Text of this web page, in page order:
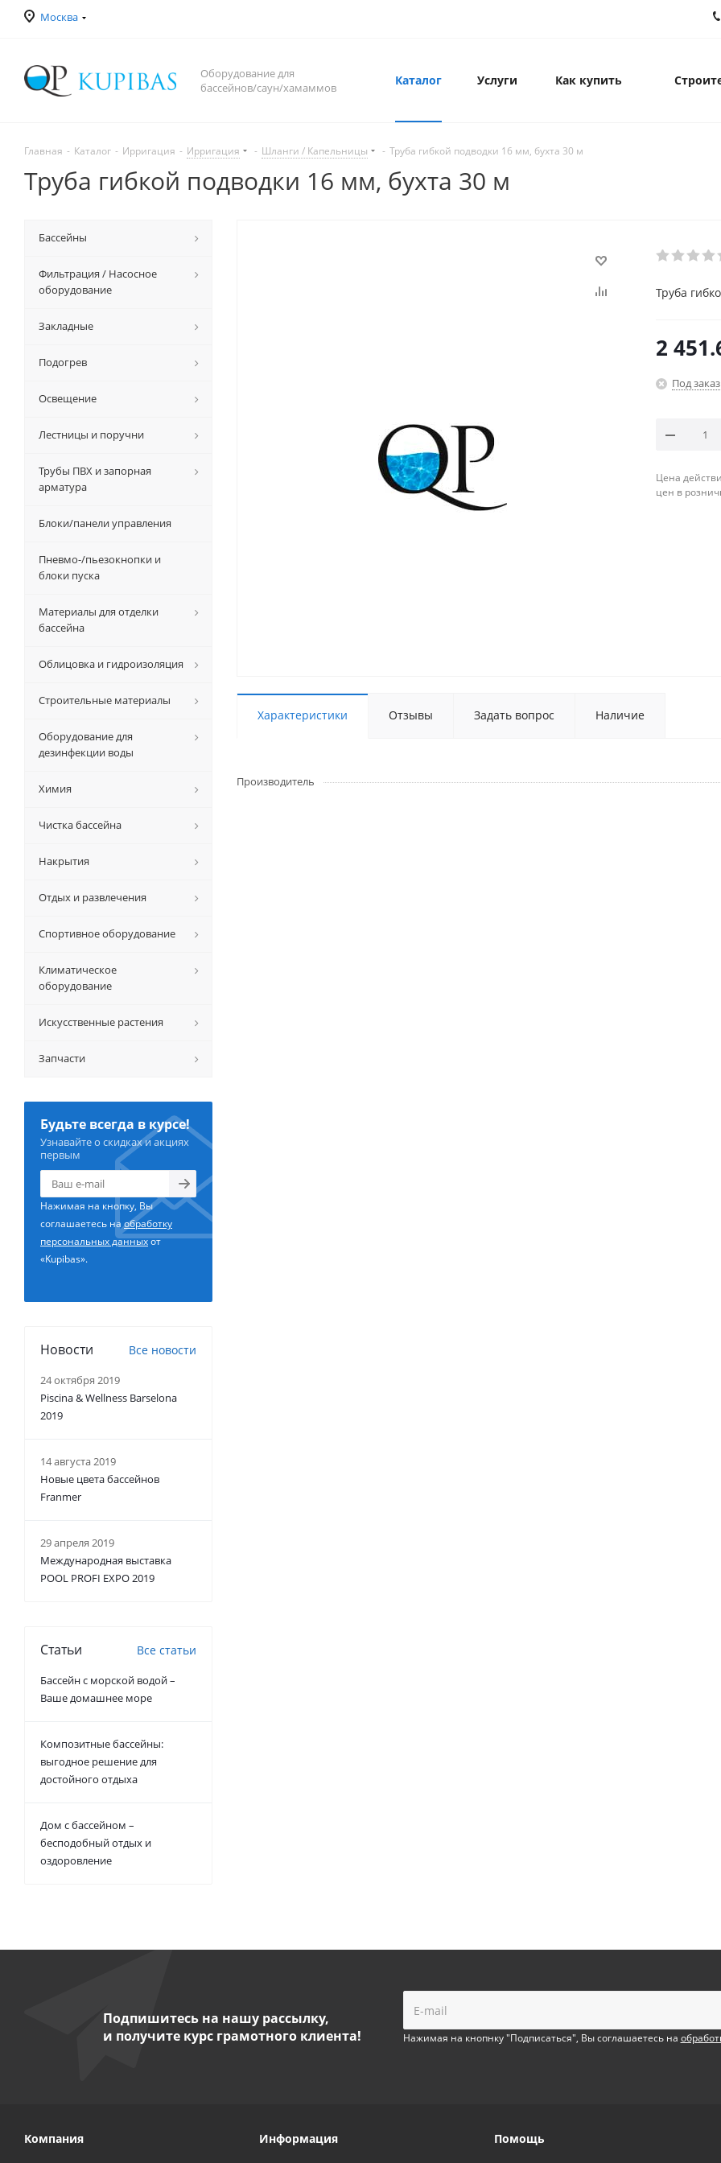
Москва
Оборудование для
бассейнов/саун/хамаммов
Каталог Услуги Как купить
Главная - Каталог - Ирригация - Ирригация - Шланги / Капельницы - Труба гибкой подводки 16 мм, бухта 30 м
Труба гибкой подводки 16 мм, бухта 30 м
Труба
2
Под заказ
Цена
цен в
Характеристики Отзывы Задать вопрос Наличие
Производитель
Бассейны
Фильтрация / Насосное
оборудование
Закладные
Подогрев
Освещение
Лестницы и поручни
Трубы ПВХ и запорная
арматура
Блоки/панели управления
Пневмо-/пьезокнопки и
блоки пуска
Материалы для отделки
бассейна
Облицовка и гидроизоляция
Строительные материалы
Оборудование для
дезинфекции воды
Химия
Чистка бассейна
Накрытия
Отдых и развлечения
Спортивное оборудование
Климатическое
оборудование
Искусственные растения
Запчасти
Будьте всегда в курсе!
Узнавайте о скидках и акциях
первым
Нажимая на кнопку, Вы
соглашаетесь наобработку
персональных данныхот
«Kupibas».
Новости Все новости
24 октября 2019
Piscina & Wellness Barselona
2019
14 августа 2019
Новые цвета бассейнов
Franmer
29 апреля 2019
Международная выставка
POOL PROFI EXPO 2019
Статьи Все статьи
Бассейн с морской водой –
Ваше домашнее море
Композитные бассейны:
выгодное решение для
достойного отдыха
Дом с бассейном –
бесподобный отдых и
оздоровление
Подпишитесь на нашу рассылку,
и получите курс грамотного клиента!
Нажимая на кнопнку "Подписаться", Вы соглашаетесь на
Компания Информация Помощь